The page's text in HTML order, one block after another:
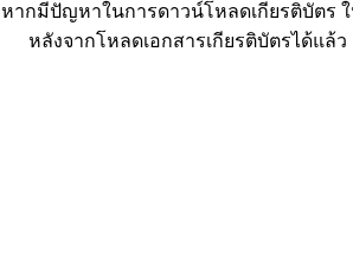
หากมีปัญหาในการดาวน์โหลดเกียรติบัตร
หลังจากโหลดเอกสารเกียรติบัตรได้แล้